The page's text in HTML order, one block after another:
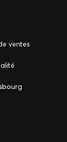
ventes